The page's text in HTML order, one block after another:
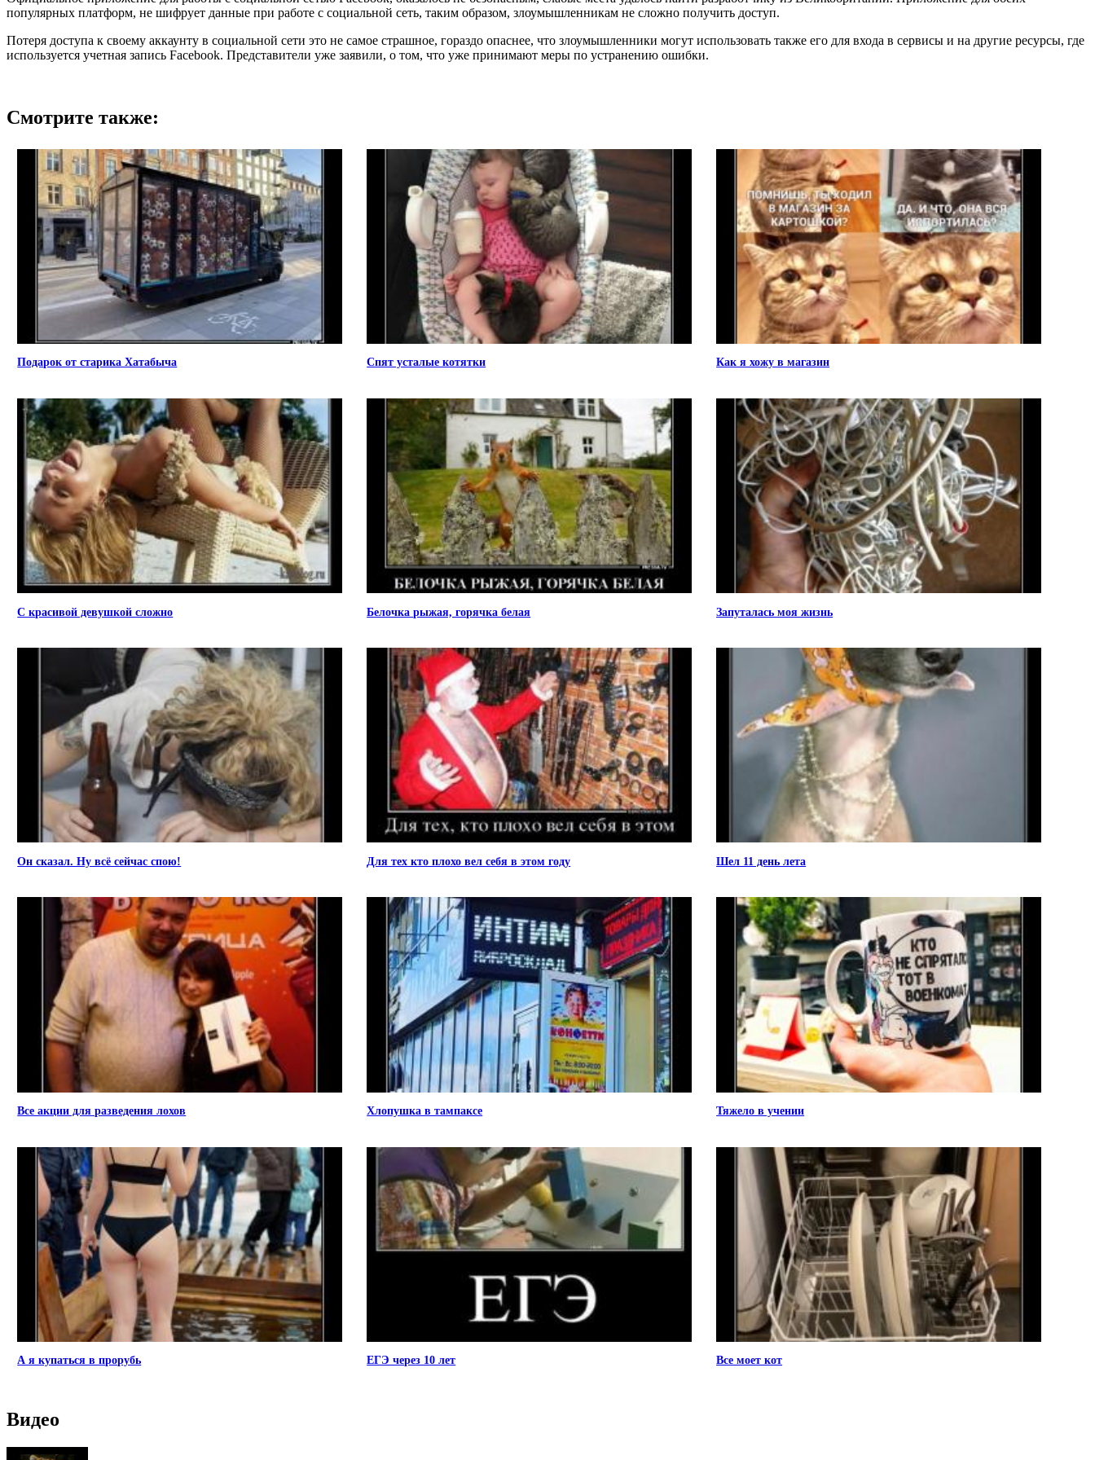
популярных платформ, не шифрует данные при работе с социальной сеть, таким образом, злоумышленникам не сложно получить доступ.
Потеря доступа к своему аккаунту в социальной сети это не самое страшное, гораздо опаснее, что злоумышленники могут использовать также его для входа в сервисы и на другие ресурсы, где
используется учетная запись Facebook. Представители уже заявили, о том, что уже принимают меры по устранению ошибки.
Смотрите также:
Подарок от старика Хатабыча Спят усталые котятки Как я хожу в магазин
С красивой девушкой сложно Белочка рыжая, горячка белая Запуталась моя жизнь
Он сказал. Ну всё сейчас спою! Для тех кто плохо вел себя в этом году Шел 11 день лета
Все акции для разведения лохов Хлопушка в тампаксе Тяжело в учении
А я купаться в прорубь ЕГЭ через 10 лет Все моет кот
Видео